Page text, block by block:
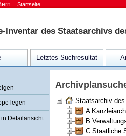
legen
in Detailansicht
Staatsarchiv
A
B
C Staatliche
Inventar des Staatsarchivs
Letztes Suchresultat
Startseite